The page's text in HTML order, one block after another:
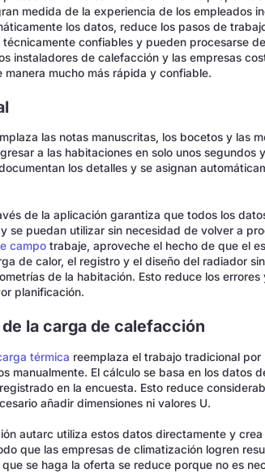
medida de la experiencia de los empleados
los datos, reduce los pasos de
confiables y pueden procesarse
instaladores de calefacción y las empresas
manera mucho más rápida y confiable.
las notas manuscritas, los bocetos y las
a las habitaciones en solo unos segundos
los detalles y se asignan
de la aplicación garantiza que todos los
se puedan utilizar sin necesidad de volver a
campo trabaje, aproveche el hecho de que el
de calor, el registro y el diseño del radiador
de la habitación. Esto reduce los
planificación.
la carga de calefacción
térmica reemplaza el trabajo tradicional
manualmente. El cálculo se basa en los datos
en la encuesta. Esto reduce
añadir dimensiones ni valores U.
autarc utiliza estos datos directamente y
que las empresas de climatización logren
se haga la oferta se reduce porque no es